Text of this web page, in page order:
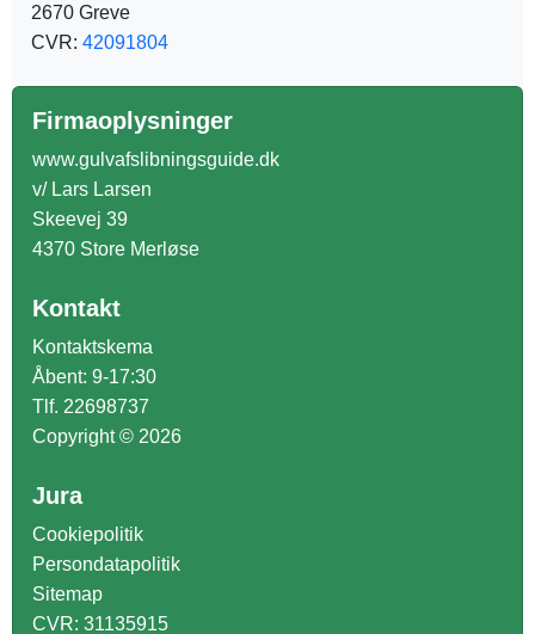
2670 Greve
CVR: 42091804
Firmaoplysninger
www.gulvafslibningsguide.dk
v/ Lars Larsen
Skeevej 39
4370 Store Merløse
Kontakt
Kontaktskema
Åbent: 9-17:30
Tlf. 22698737
Copyright © 2026
Jura
Cookiepolitik
Persondatapolitik
Sitemap
CVR: 31135915